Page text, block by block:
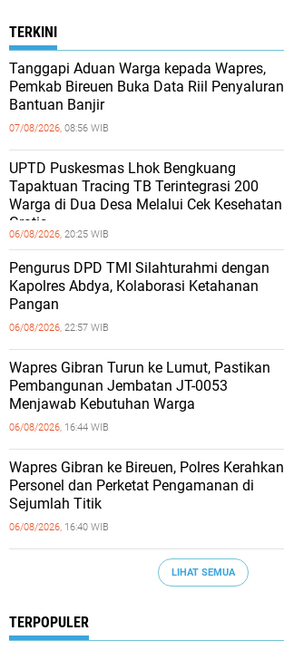
TERKINI
Tanggapi Aduan Warga kepada Wapres,
Pemkab Bireuen Buka Data Riil Penyaluran
Bantuan Banjir
07/08/2026, 08:56 WIB
UPTD Puskesmas Lhok Bengkuang
Tapaktuan ‎Tracing TB Terintegrasi 200
Warga di Dua Desa Melalui Cek Kesehatan
Gratis
06/08/2026, 20:25 WIB
Pengurus DPD TMI Silahturahmi dengan
Kapolres Abdya, Kolaborasi Ketahanan
Pangan
06/08/2026, 22:57 WIB
Wapres Gibran Turun ke Lumut, Pastikan
Pembangunan Jembatan JT-0053
Menjawab Kebutuhan Warga
06/08/2026, 16:44 WIB
Wapres Gibran ke Bireuen, Polres Kerahkan
Personel dan Perketat Pengamanan di
Sejumlah Titik
06/08/2026, 16:40 WIB
LIHAT SEMUA
TERPOPULER